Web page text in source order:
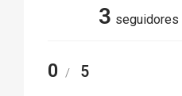
3 seguidores
0 / 5